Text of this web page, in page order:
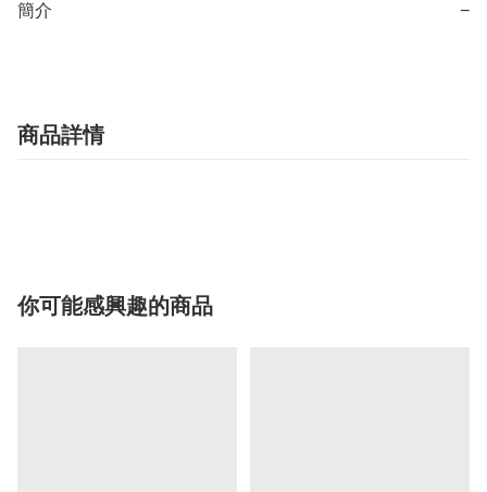
簡介 −
商品詳情
你可能感興趣的商品